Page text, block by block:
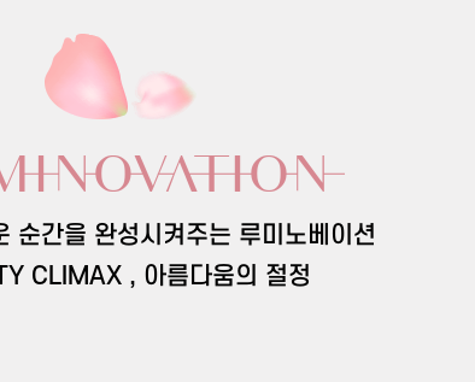
순간을 완성시켜주는 루미노베이션
CLIMAX , 아름다움의 절정